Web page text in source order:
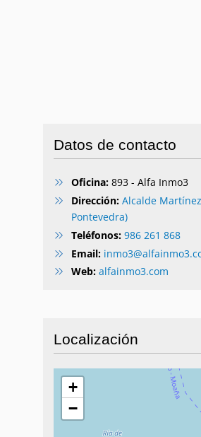
Datos de contacto
Oficina: 893 - Alfa Inmo3
Dirección: Alcalde
Pontevedra)
Teléfonos: 986 261 868
Email:
Web: alfainmo3.com
Localización
+
−